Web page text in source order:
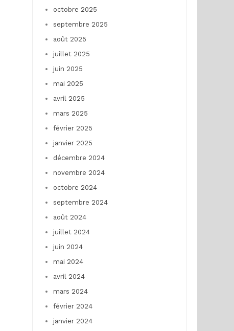
octobre 2025
septembre 2025
août 2025
juillet 2025
juin 2025
mai 2025
avril 2025
mars 2025
février 2025
janvier 2025
décembre 2024
novembre 2024
octobre 2024
septembre 2024
août 2024
juillet 2024
juin 2024
mai 2024
avril 2024
mars 2024
février 2024
janvier 2024